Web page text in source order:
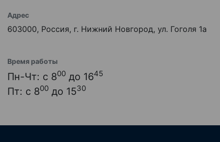
Адрес
603000, Россия, г. Нижний Новгород, ул. Гоголя 1а
Время работы
Пн-Чт: с 800 до 1645
Пт: с 800 до 1530